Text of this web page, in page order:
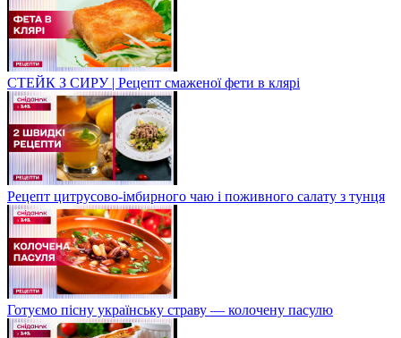
СТЕЙК З СИРУ | Рецепт смаженої фети в клярі
Рецепт цитрусово-імбирного чаю і поживного салату з тунця
Готуємо пісну українську страву — колочену пасулю